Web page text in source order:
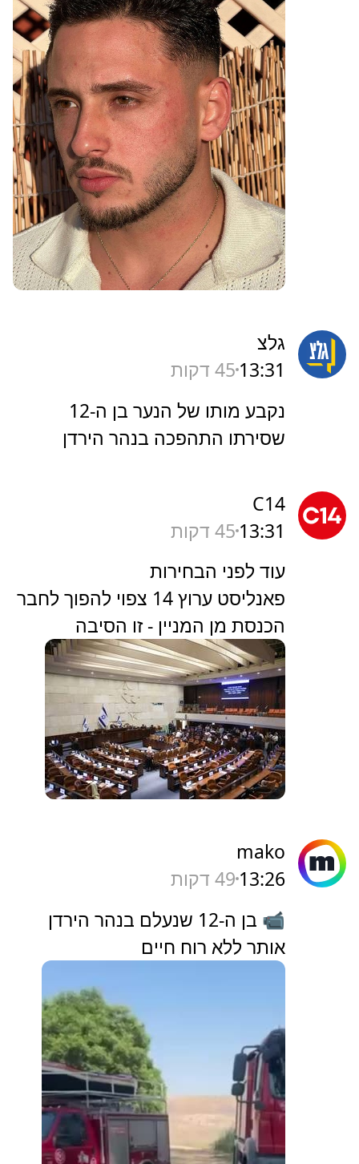
גלצ
13:31 45 דקות
נקבע מותו של הנער בן ה-12
שסירתו התהפכה בנהר הירדן
C14
13:31 45 דקות
עוד לפני הבחירות
פאנליסט ערוץ 14 צפוי להפוך לחבר
הכנסת מן המניין - זו הסיבה
mako
13:26 50 דקות
📹 בן ה-12 שנעלם בנהר הירדן
אותר ללא רוח חיים